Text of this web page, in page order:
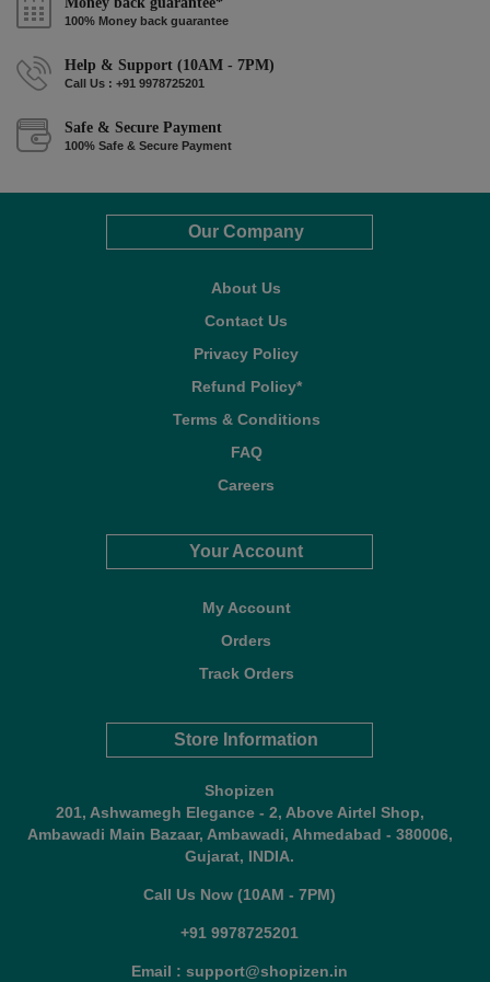
100% Money back guarantee
Help & Support (10AM - 7PM)
Call Us : +91 9978725201
Safe & Secure Payment
100% Safe & Secure Payment
Our Company
About Us
Contact Us
Privacy Policy
Refund Policy*
Terms & Conditions
FAQ
Careers
Your Account
My Account
Orders
Track Orders
Store Information
Shopizen
201, Ashwamegh Elegance - 2, Above Airtel Shop,
Ambawadi Main Bazaar, Ambawadi, Ahmedabad - 380006,
Gujarat, INDIA.
Call Us Now (10AM - 7PM)
+91 9978725201
Email : support@shopizen.in